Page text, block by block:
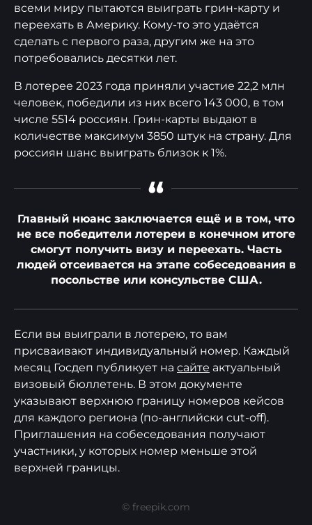
всеми миру пытаются выиграть грин-карту и
переехать в Америку. Кому-то это удаётся
сделать с первого раза, другим же на это
потребовались десятки лет.
В лотерее 2023 года приняли участие 22,2 млн
человек, победили из них всего 143 000, в том
числе 5514 россиян. Грин-карты выдают в
количестве максимум 3850 штук на страну. Для
россиян шанс выиграть близок к 1%.
“
Главный нюанс заключается ещё и в том, что
не все победители лотереи в конечном итоге
смогут получить визу и переехать. Часть
людей отсеивается на этапе собеседования в
посольстве или консульстве США.
Если вы выиграли в лотерею, то вам
присваивают индивидуальный номер. Каждый
месяц Госдеп публикует на сайте актуальный
визовый бюллетень. В этом документе
указывают верхнюю границу номеров кейсов
для каждого региона (по-английски cut-off).
Приглашения на собеседования получают
участники, у которых номер меньше этой
верхней границы.
© freepik.com